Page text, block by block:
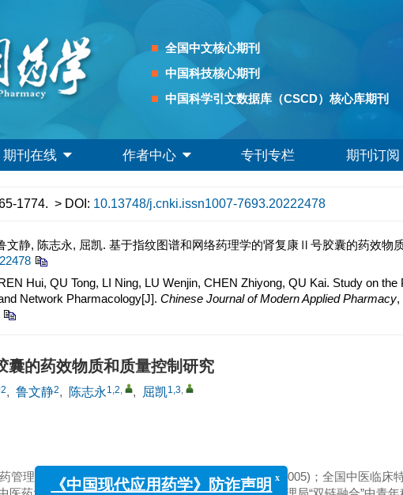
全国中文核心期刊
中国科技核心期刊
中国科学引文数据库（CSCD）核心库期刊
期刊在线 作者中心 专刊专栏 期刊订阅
1774. > DOI: 10.13748/j.cnki.issn1007-7693.20222478
静, 陈志永, 屈凯. 基于指纹图谱和网络药理学的肾复康Ⅱ号胶囊的药效物
Hui, QU Tong, LI Ning, LU Wenjin, CHEN Zhiyong, QU Kai. Study on
Network Pharmacology[J]. Chinese Journal of Modern Applied Pharmacy,
的药效物质和质量控制研究
2, 鲁文静2, 陈志永 1,2, , 屈凯1,3,
管理局中医药科学技术研究专项课题(GZY-KJS-2021-005)；全国中医临床